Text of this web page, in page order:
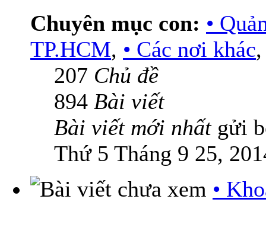
Chuyên mục con: •
TP.HCM, • Các nơi khác
207 Chủ đề
894 Bài viết
Bài viết mới nhấtgửi
Thứ 5 Tháng 9 25,
•